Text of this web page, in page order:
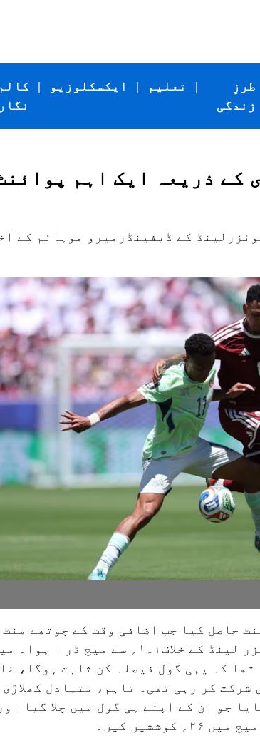
کالم
نگار
| ایکسکلوزیو | تعلیم |
طرزِ
زندگی
کے ذریعہ ایک اہم
کے ڈیفینڈرمیرو موہائم کے
حاصل کیا جب اضافی وقت کے چوتھے
کہ یہی گول فیصلہ کن ثابت ہوگا،
کر رہی تھی۔ تاہم، متبادل
جو ان کے اپنے ہی گول میں چلا گیا
کیں۔